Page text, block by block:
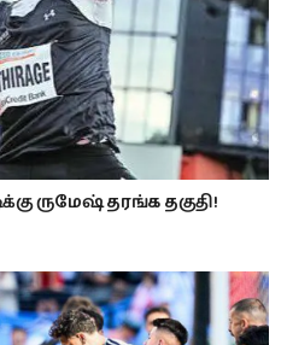
ருமேஷ் தரங்க தகுதி!